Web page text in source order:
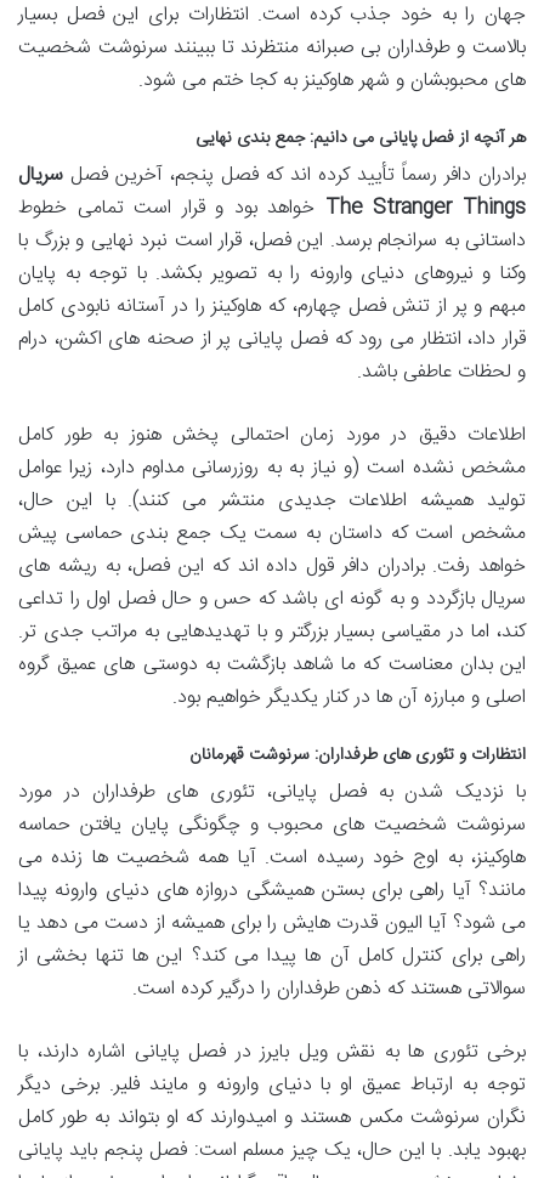
جهان را به خود جذب کرده است. انتظارات برای این فصل بسیار
بالاست و طرفداران بی صبرانه منتظرند تا ببینند سرنوشت شخصیت
های محبوبشان و شهر هاوکینز به کجا ختم می شود.
هر آنچه از فصل پایانی می دانیم: جمع بندی نهایی
برادران دافر رسماً تأیید کرده اند که فصل پنجم، آخرین فصل سریال
The Stranger Things خواهد بود و قرار است تمامی خطوط
داستانی به سرانجام برسد. این فصل، قرار است نبرد نهایی و بزرگ با
وکنا و نیروهای دنیای وارونه را به تصویر بکشد. با توجه به پایان
مبهم و پر از تنش فصل چهارم، که هاوکینز را در آستانه نابودی کامل
قرار داد، انتظار می رود که فصل پایانی پر از صحنه های اکشن، درام
و لحظات عاطفی باشد.
اطلاعات دقیق در مورد زمان احتمالی پخش هنوز به طور کامل
مشخص نشده است (و نیاز به به روزرسانی مداوم دارد، زیرا عوامل
تولید همیشه اطلاعات جدیدی منتشر می کنند). با این حال،
مشخص است که داستان به سمت یک جمع بندی حماسی پیش
خواهد رفت. برادران دافر قول داده اند که این فصل، به ریشه های
سریال بازگردد و به گونه ای باشد که حس و حال فصل اول را تداعی
کند، اما در مقیاسی بسیار بزرگتر و با تهدیدهایی به مراتب جدی تر.
این بدان معناست که ما شاهد بازگشت به دوستی های عمیق گروه
اصلی و مبارزه آن ها در کنار یکدیگر خواهیم بود.
انتظارات و تئوری های طرفداران: سرنوشت قهرمانان
با نزدیک شدن به فصل پایانی، تئوری های طرفداران در مورد
سرنوشت شخصیت های محبوب و چگونگی پایان یافتن حماسه
هاوکینز، به اوج خود رسیده است. آیا همه شخصیت ها زنده می
مانند؟ آیا راهی برای بستن همیشگی دروازه های دنیای وارونه پیدا
می شود؟ آیا الیون قدرت هایش را برای همیشه از دست می دهد یا
راهی برای کنترل کامل آن ها پیدا می کند؟ این ها تنها بخشی از
سوالاتی هستند که ذهن طرفداران را درگیر کرده است.
برخی تئوری ها به نقش ویل بایرز در فصل پایانی اشاره دارند، با
توجه به ارتباط عمیق او با دنیای وارونه و مایند فلیر. برخی دیگر
نگران سرنوشت مکس هستند و امیدوارند که او بتواند به طور کامل
بهبود یابد. با این حال، یک چیز مسلم است: فصل پنجم باید پایانی